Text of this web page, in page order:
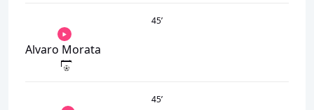
45’
Alvaro Morata
45’